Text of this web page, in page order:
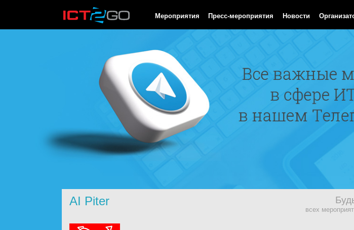
Мероприятия Пресс-мероприятия Новости
AI Piter
всех